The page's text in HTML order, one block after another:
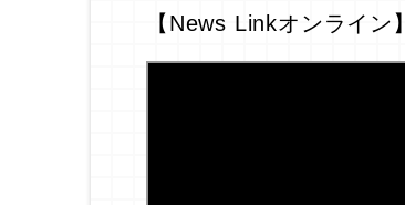
【News Linkオンライン】